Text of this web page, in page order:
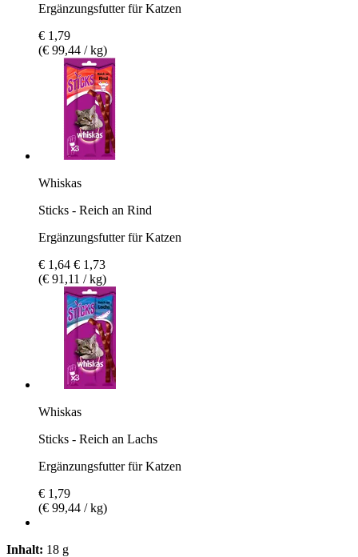
Ergänzungsfutter für Katzen
€ 1,79
(€ 99,44 / kg)
Whiskas
Sticks - Reich an Rind
Ergänzungsfutter für Katzen
€ 1,64 € 1,73
(€ 91,11 / kg)
Whiskas
Sticks - Reich an Lachs
Ergänzungsfutter für Katzen
€ 1,79
(€ 99,44 / kg)
Inhalt: 18 g